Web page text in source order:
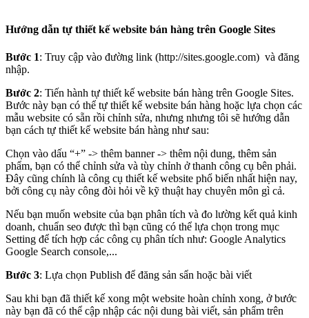
Hướng dẫn tự thiết kế website bán hàng trên Google Sites
Bước 1: Truy cập vào đường link (http://sites.google.com) và đăng
nhập.
Bước 2: Tiến hành tự thiết kế website bán hàng trên Google Sites.
Bước này bạn có thể tự thiết kế website bán hàng hoặc lựa chọn các
mẫu website có sẵn rồi chỉnh sửa, nhưng nhưng tôi sẽ hướng dẫn
bạn cách tự thiết kế website bán hàng như sau:
Chọn vào dấu “+” -> thêm banner -> thêm nội dung, thêm sản
phẩm, bạn có thể chỉnh sửa và tùy chỉnh ở thanh công cụ bên phải.
Đây cũng chính là công cụ thiết kế website phổ biến nhất hiện nay,
bởi công cụ này công đòi hỏi về kỹ thuật hay chuyên môn gì cả.
Nếu bạn muốn website của bạn phân tích và đo lường kết quả kinh
doanh, chuẩn seo được thì bạn cũng có thể lựa chọn trong mục
Setting để tích hợp các công cụ phân tích như: Google Analytics
Google Search console,...
Bước 3: Lựa chọn Publish để đăng sản sẩn hoặc bài viết
Sau khi bạn đã thiết kế xong một website hoàn chỉnh xong, ở bước
này bạn đã có thể cập nhập các nội dung bài viết, sản phẩm trên